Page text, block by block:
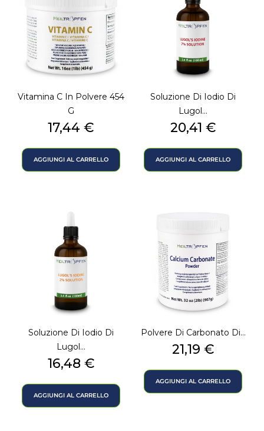
Vitamina C In Polvere 454
G
Prezzo
17,44 €
AGGIUNGI AL CARRELLO
Soluzione Di Iodio Di
Lugol...
Prezzo
20,41 €
AGGIUNGI AL CARRELLO
Soluzione Di Iodio Di
Lugol...
Prezzo
16,48 €
AGGIUNGI AL CARRELLO
Polvere Di Carbonato Di...
Prezzo
21,19 €
AGGIUNGI AL CARRELLO